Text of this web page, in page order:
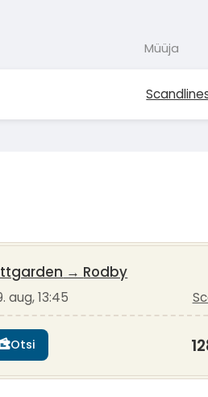
Müüja
→ Rodby
aug, 13:45
Otsi